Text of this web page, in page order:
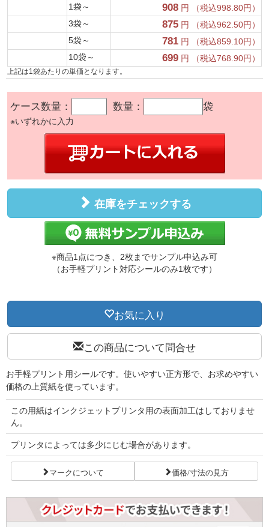
1袋～
908 円 （税込998.80円）
3袋～
875 円 （税込962.50円）
5袋～
781 円 （税込859.10円）
10袋～
699 円 （税込768.90円）
上記は1袋あたりの単価となります。
ケース数量： 数量： 袋
※いずれかに入力
在庫をチェックする
※商品1点につき、2枚までサンプル申込み可
（お手軽プリント対応シールのみ1枚です）
お気に入り
この商品について問合せ
お手軽プリント用シールです。使いやすい正方形で、お求めやすい
価格の上質紙を使っています。
この用紙はインクジェットプリンタ用の表面加工はしておりませ
ん。
プリンタによっては多少にじむ場合があります。
マークについて 価格/寸法の見方